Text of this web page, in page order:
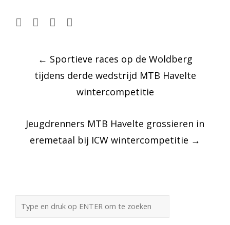
Post
navigation
← Sportieve races op de Woldberg
tijdens derde wedstrijd MTB Havelte
wintercompetitie
Jeugdrenners MTB Havelte grossieren in
eremetaal bij ICW wintercompetitie →